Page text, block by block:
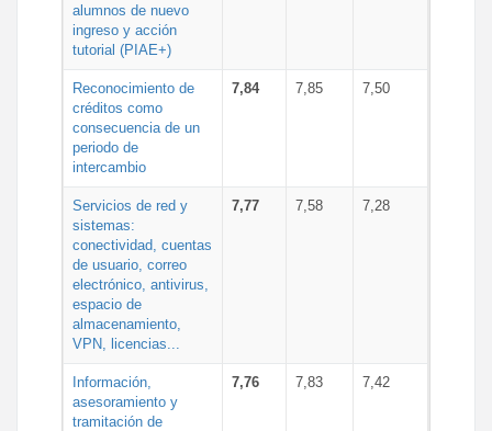
alumnos de nuevo
ingreso y acción
tutorial (PIAE+)
Reconocimiento de
créditos como
consecuencia de un
periodo de
intercambio
7,84 7,85 7,50
Servicios de red y
sistemas:
conectividad, cuentas
de usuario, correo
electrónico, antivirus,
espacio de
almacenamiento,
VPN, licencias...
7,77 7,58 7,28
Información,
asesoramiento y
tramitación de
7,76 7,83 7,42